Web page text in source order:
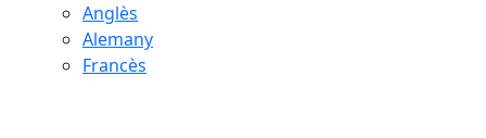
Anglès
Alemany
Francès